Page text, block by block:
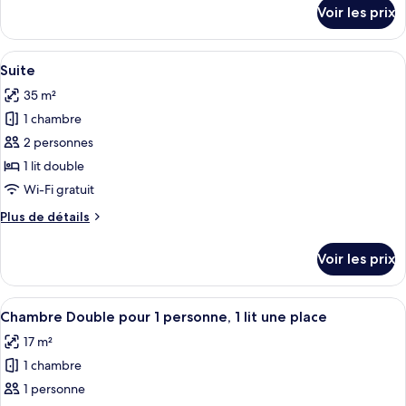
Confort
le
type
de
Chambre
Double
Voir les prix
Afficher
toutes
les
photos
pour
ce
type
chambre :
Un lit bien fait, avec une tête de lit
8
Suite
35 m²
1 chambre
2 personnes
1 lit double
Wi-Fi gratuit
Plus de détails
Plus
le
type
de
Suite
Voir les prix
Afficher
toutes
les
photos
pour
Un lit bien fait, avec une tête de lit
7
Chambre Double pour 1 personne, 1 lit une place
17 m²
1 chambre
1 personne